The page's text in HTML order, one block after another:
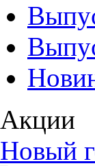
Акции
Новый